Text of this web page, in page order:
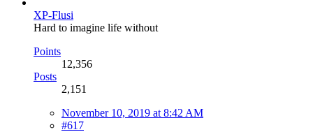
XP-Flusi
Hard to imagine life without
Points
12,356
Posts
2,151
November 10, 2019 at 8:42 AM
#617